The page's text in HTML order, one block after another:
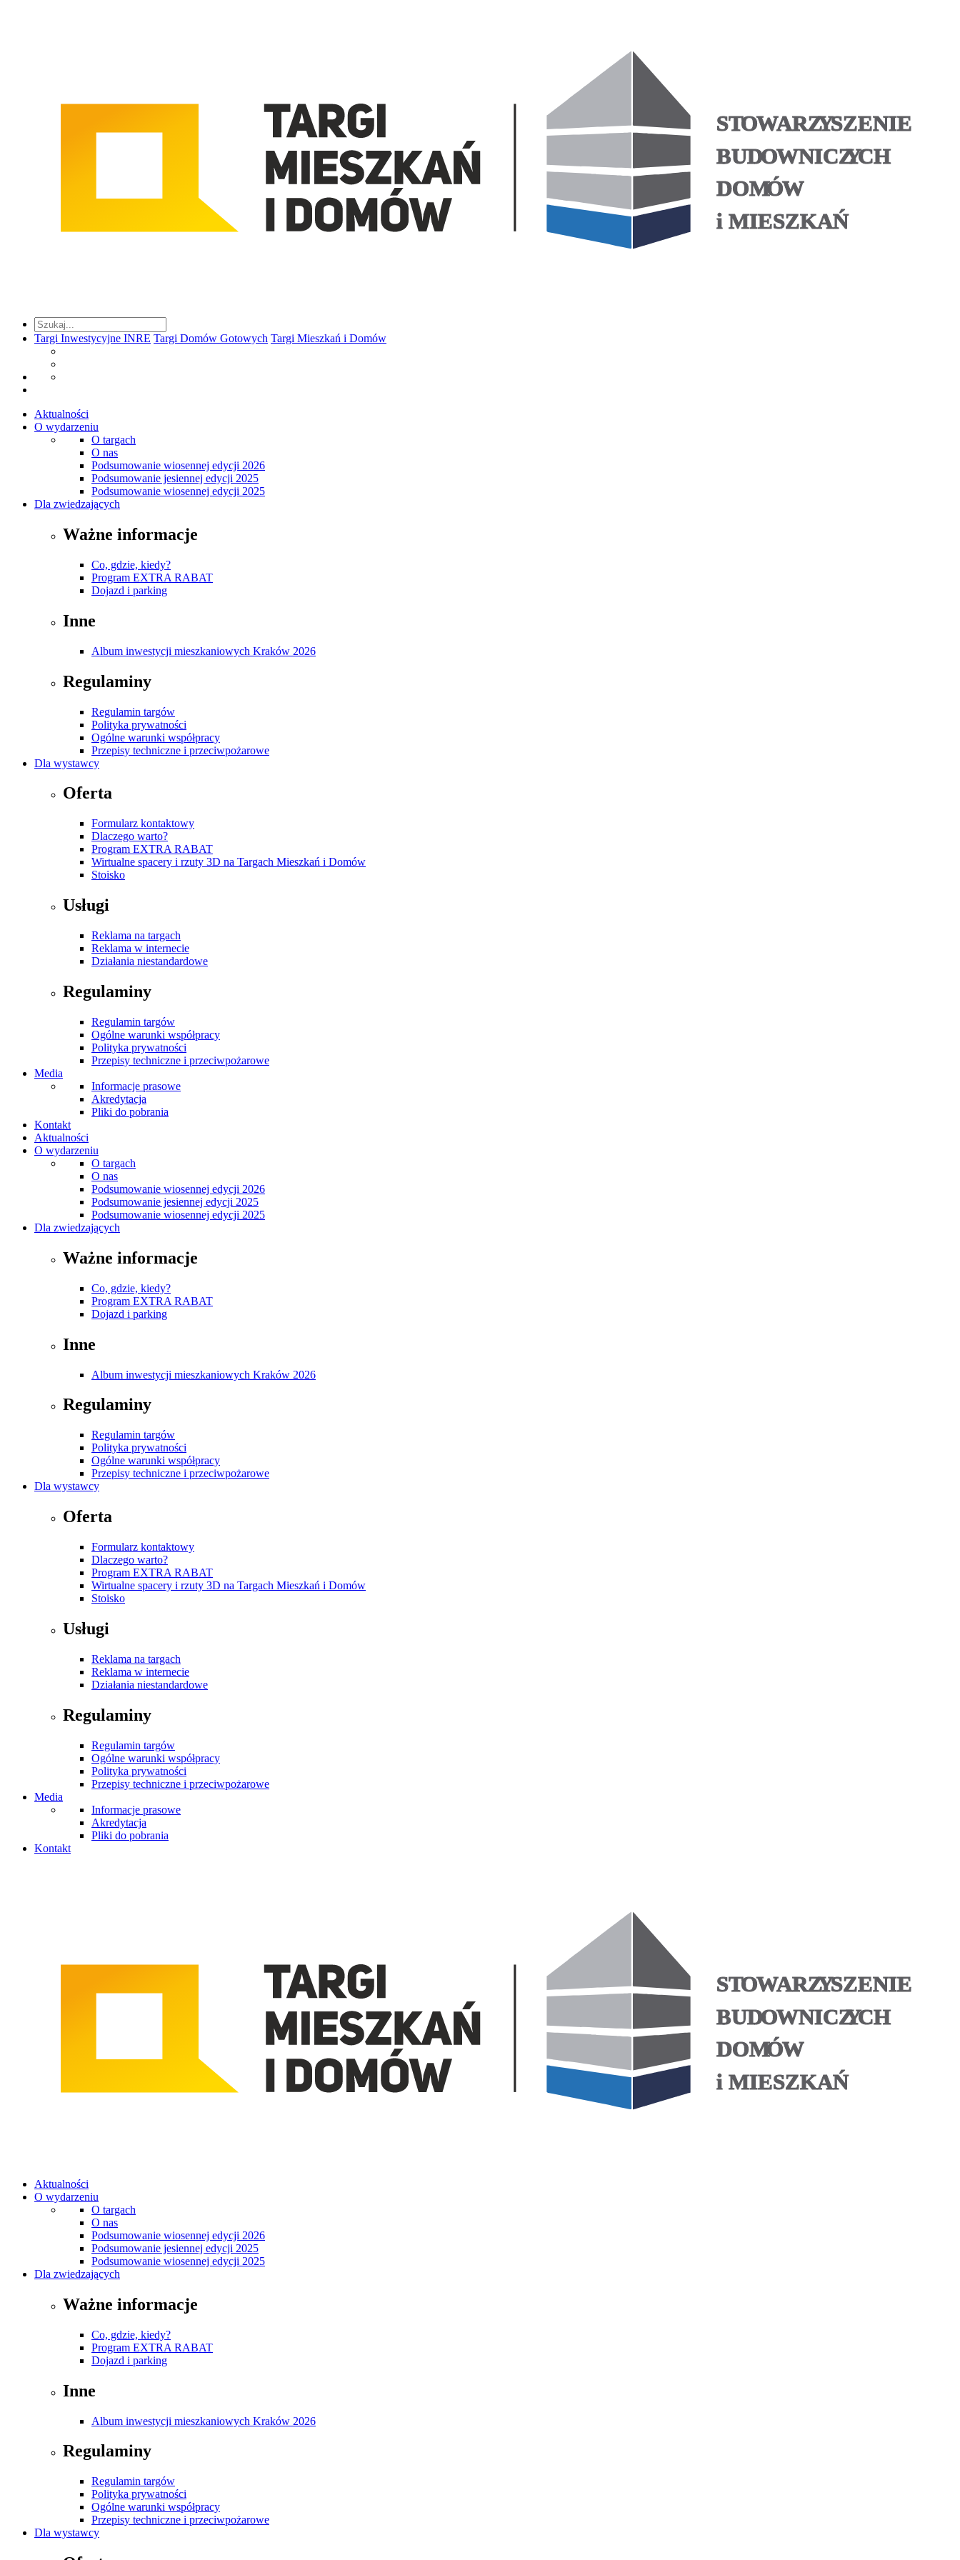
Targi Inwestycyjne INRE Targi Domów Gotowych Targi Mieszkań i Domów
Aktualności
O wydarzeniu
O targach
O nas
Podsumowanie wiosennej edycji 2026
Podsumowanie jesiennej edycji 2025
Podsumowanie wiosennej edycji 2025
Dla zwiedzających
Ważne informacje
Co, gdzie, kiedy?
Program EXTRA RABAT
Dojazd i parking
Inne
Album inwestycji mieszkaniowych Kraków 2026
Regulaminy
Regulamin targów
Polityka prywatności
Ogólne warunki współpracy
Przepisy techniczne i przeciwpożarowe
Dla wystawcy
Oferta
Formularz kontaktowy
Dlaczego warto?
Program EXTRA RABAT
Wirtualne spacery i rzuty 3D na Targach Mieszkań i Domów
Stoisko
Usługi
Reklama na targach
Reklama w internecie
Działania niestandardowe
Regulaminy
Regulamin targów
Ogólne warunki współpracy
Polityka prywatności
Przepisy techniczne i przeciwpożarowe
Media
Informacje prasowe
Akredytacja
Pliki do pobrania
Kontakt
Aktualności
O wydarzeniu
O targach
O nas
Podsumowanie wiosennej edycji 2026
Podsumowanie jesiennej edycji 2025
Podsumowanie wiosennej edycji 2025
Dla zwiedzających
Ważne informacje
Co, gdzie, kiedy?
Program EXTRA RABAT
Dojazd i parking
Inne
Album inwestycji mieszkaniowych Kraków 2026
Regulaminy
Regulamin targów
Polityka prywatności
Ogólne warunki współpracy
Przepisy techniczne i przeciwpożarowe
Dla wystawcy
Oferta
Formularz kontaktowy
Dlaczego warto?
Program EXTRA RABAT
Wirtualne spacery i rzuty 3D na Targach Mieszkań i Domów
Stoisko
Usługi
Reklama na targach
Reklama w internecie
Działania niestandardowe
Regulaminy
Regulamin targów
Ogólne warunki współpracy
Polityka prywatności
Przepisy techniczne i przeciwpożarowe
Media
Informacje prasowe
Akredytacja
Pliki do pobrania
Kontakt
Aktualności
O wydarzeniu
O targach
O nas
Podsumowanie wiosennej edycji 2026
Podsumowanie jesiennej edycji 2025
Podsumowanie wiosennej edycji 2025
Dla zwiedzających
Ważne informacje
Co, gdzie, kiedy?
Program EXTRA RABAT
Dojazd i parking
Inne
Album inwestycji mieszkaniowych Kraków 2026
Regulaminy
Regulamin targów
Polityka prywatności
Ogólne warunki współpracy
Przepisy techniczne i przeciwpożarowe
Dla wystawcy